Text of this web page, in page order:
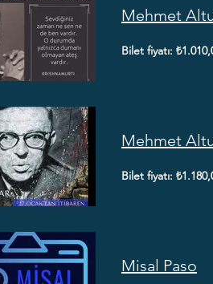
Mehmet
Bilet fiyatı:
Mehmet
Bilet fiyatı:
Misal Paso